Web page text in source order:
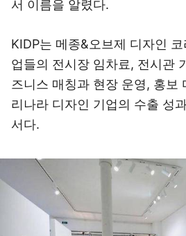
서 이름을 알렸다.
KIDP는 메종&오브제 디자인
업들의 전시장 임차료, 전시관
즈니스 매칭과 현장 운영, 홍보
리나라 디자인 기업의 수출 성
서다.